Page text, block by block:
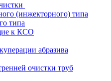
(инжекторного) типа
типа
к КСО
абразива
очистки труб